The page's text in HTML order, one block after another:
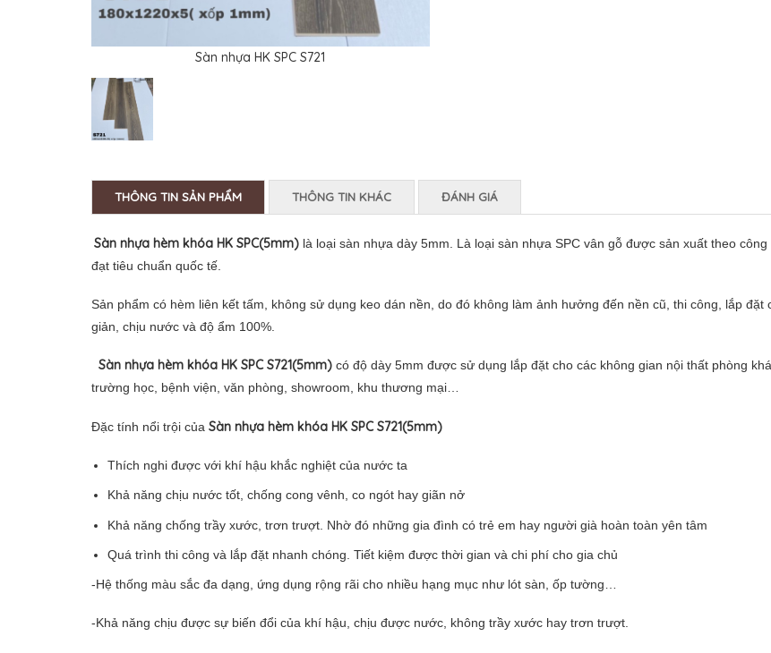
Sàn nhựa HK SPC S721
THÔNG TIN SẢN PHẨM THÔNG TIN KHÁC ĐÁNH GIÁ
Sàn nhựa hèm khóa HK SPC(5mm) là loại sàn nhựa dày 5mm. Là loại sàn nhựa SPC vân gỗ được sản xuất theo công
đạt tiêu chuẩn quốc tế.
Sản phẩm có hèm liên kết tấm, không sử dụng keo dán nền, do đó không làm ảnh hưởng đến nền cũ, thi công, lắp đặt
giản, chịu nước và độ ẩm 100%.
Sàn nhựa hèm khóa HK SPC S721(5mm) có độ dày 5mm được sử dụng lắp đặt cho các không gian nội thất phòng
trường học, bệnh viện, văn phòng, showroom, khu thương mại…
Đặc tính nổi trội của Sàn nhựa hèm khóa HK SPC S721(5mm)
Thích nghi được với khí hậu khắc nghiệt của nước ta
Khả năng chịu nước tốt, chống cong vênh, co ngót hay giãn nở
Khả năng chống trầy xước, trơn trượt. Nhờ đó những gia đình có trẻ em hay người già hoàn toàn yên tâm
Quá trình thi công và lắp đặt nhanh chóng. Tiết kiệm được thời gian và chi phí cho gia chủ
-Hệ thống màu sắc đa dạng, ứng dụng rộng rãi cho nhiều hạng mục như lót sàn, ốp tường…
-Khả năng chịu được sự biến đổi của khí hậu, chịu được nước, không trầy xước hay trơn trượt.